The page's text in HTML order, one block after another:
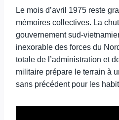
Le mois d’avril 1975 reste
mémoires collectives. La
gouvernement sud-
inexorable des forces du
totale de l’administration et
militaire prépare le terrain à
sans précédent pour les